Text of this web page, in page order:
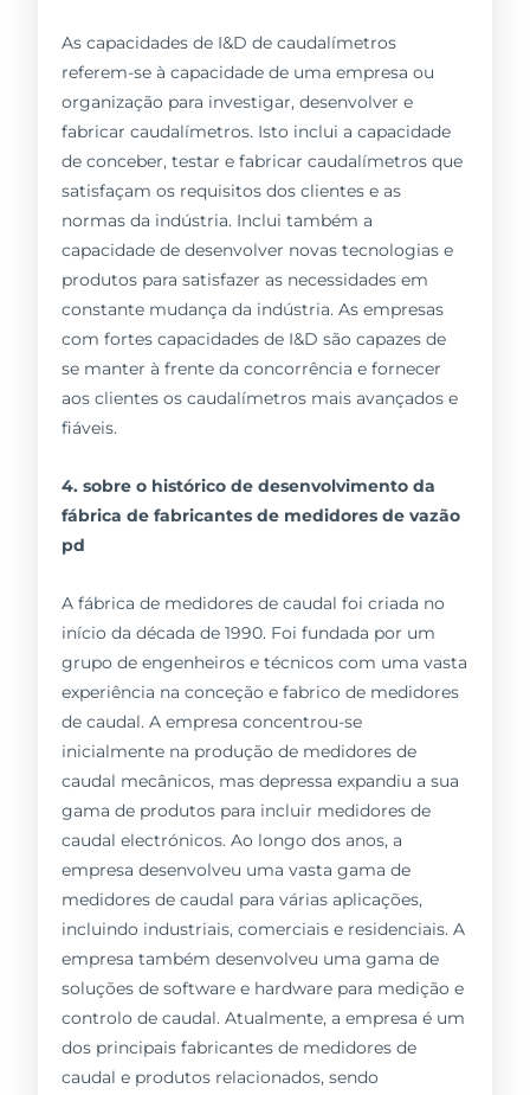
As capacidades de I&D de caudalímetros
referem-se à capacidade de uma empresa ou
organização para investigar, desenvolver e
fabricar caudalímetros. Isto inclui a capacidade
de conceber, testar e fabricar caudalímetros que
satisfaçam os requisitos dos clientes e as
normas da indústria. Inclui também a
capacidade de desenvolver novas tecnologias e
produtos para satisfazer as necessidades em
constante mudança da indústria. As empresas
com fortes capacidades de I&D são capazes de
se manter à frente da concorrência e fornecer
aos clientes os caudalímetros mais avançados e
fiáveis.
4. sobre o histórico de desenvolvimento da
fábrica de fabricantes de medidores de vazão
pd
A fábrica de medidores de caudal foi criada no
início da década de 1990. Foi fundada por um
grupo de engenheiros e técnicos com uma vasta
experiência na conceção e fabrico de medidores
de caudal. A empresa concentrou-se
inicialmente na produção de medidores de
caudal mecânicos, mas depressa expandiu a sua
gama de produtos para incluir medidores de
caudal electrónicos. Ao longo dos anos, a
empresa desenvolveu uma vasta gama de
medidores de caudal para várias aplicações,
incluindo industriais, comerciais e residenciais. A
empresa também desenvolveu uma gama de
soluções de software e hardware para medição e
controlo de caudal. Atualmente, a empresa é um
dos principais fabricantes de medidores de
caudal e produtos relacionados, sendo